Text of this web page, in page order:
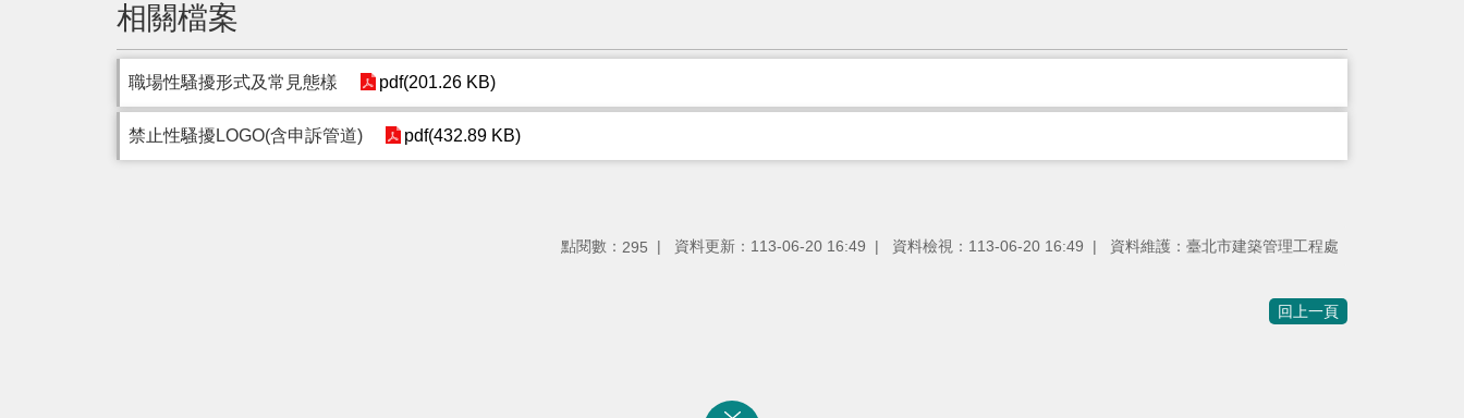
相關檔案
職場性騷擾形式及常見態樣 pdf(201.26 KB)
禁止性騷擾LOGO(含申訴管道) pdf(432.89 KB)
點閱數： 295 資料更新：113-06-20 16:49 資料檢視：113-06-20 16:49 資料維護：臺北市建築管理工程處
回上一頁